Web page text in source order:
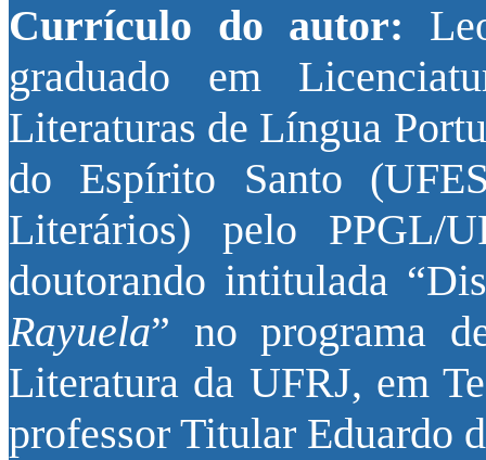
Currículo do autor:
graduado em
Literaturas de Língua
do Espírito Santo
Literários) pelo PPGL/
doutorando intitulada
Rayuela” no programa
Literatura da UFRJ, em
professor Titular Eduardo